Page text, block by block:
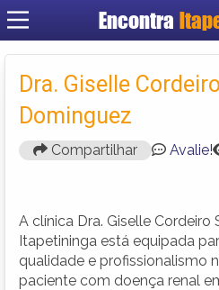
Encontra
Criar
Dra. Giselle
Dominguez
Compartilhar Avalie!
A clínica Dra. Giselle
Itapetininga está equipada
qualidade e profissionalismo
paciente com doença renal